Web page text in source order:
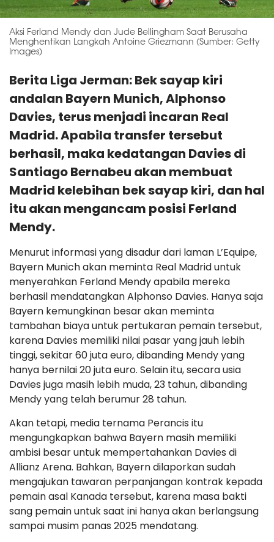
Aksi Ferland Mendy dan Jude Bellingham Saat Berusaha
Menghentikan Langkah Antoine Griezmann (Sumber: Getty
Images)
Berita Liga Jerman: Bek sayap kiri
andalan Bayern Munich, Alphonso
Davies, terus menjadi incaran Real
Madrid. Apabila transfer tersebut
berhasil, maka kedatangan Davies di
Santiago Bernabeu akan membuat
Madrid kelebihan bek sayap kiri, dan hal
itu akan mengancam posisi Ferland
Mendy.
Menurut informasi yang disadur dari laman L’Equipe,
Bayern Munich akan meminta Real Madrid untuk
menyerahkan Ferland Mendy apabila mereka
berhasil mendatangkan Alphonso Davies. Hanya saja
Bayern kemungkinan besar akan meminta
tambahan biaya untuk pertukaran pemain tersebut,
karena Davies memiliki nilai pasar yang jauh lebih
tinggi, sekitar 60 juta euro, dibanding Mendy yang
hanya bernilai 20 juta euro. Selain itu, secara usia
Davies juga masih lebih muda, 23 tahun, dibanding
Mendy yang telah berumur 28 tahun.
Akan tetapi, media ternama Perancis itu
mengungkapkan bahwa Bayern masih memiliki
ambisi besar untuk mempertahankan Davies di
Allianz Arena. Bahkan, Bayern dilaporkan sudah
mengajukan tawaran perpanjangan kontrak kepada
pemain asal Kanada tersebut, karena masa bakti
sang pemain untuk saat ini hanya akan berlangsung
sampai musim panas 2025 mendatang.